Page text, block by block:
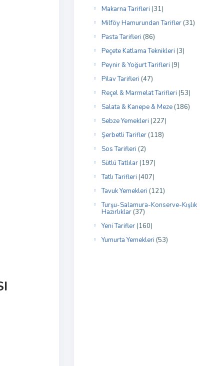
Makarna Tarifleri (31)
Milföy Hamurundan Tarifler (31)
Pasta Tarifleri (86)
Peçete Katlama Teknikleri (3)
Peynir & Yoğurt Tarifleri (9)
Pilav Tarifleri (47)
Reçel & Marmelat Tarifleri (53)
Salata & Kanepe & Meze (186)
Sebze Yemekleri (227)
Şerbetli Tarifler (118)
Sos Tarifleri (2)
Sütlü Tatlılar (197)
Tatlı Tarifleri (407)
Tavuk Yemekleri (121)
Turşu-Salamura-Konserve-Kışlık
Hazırlıklar (37)
Yeni Tarifler (160)
Yumurta Yemekleri (53)